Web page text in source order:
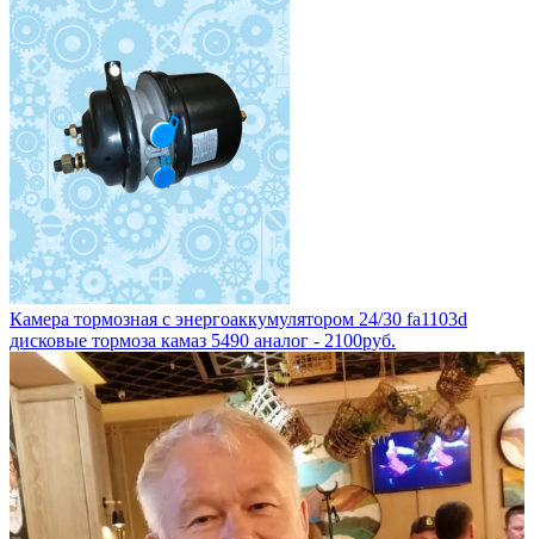
Камера тормозная с энергоаккумулятором 24/30 fa1103d
дисковые тормоза камаз 5490 аналог - 2100руб.